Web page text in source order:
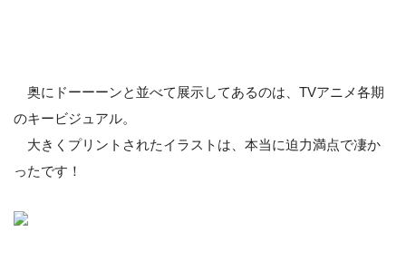
奥にドーーーンと並べて展示してあるのは、TVアニメ各期
のキービジュアル。
大きくプリントされたイラストは、本当に迫力満点で凄か
ったです！